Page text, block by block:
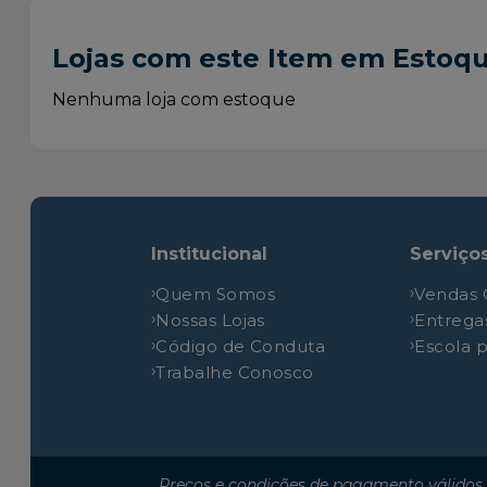
Nissan
March
Nissan
March
Nissan
March
March
March
Lojas com este Item em
Nenhuma loja com estoque
Institucional
Quem Somos
Nossas Lojas
Código de Conduta
Trabalhe Conosco
Vendas
Escola